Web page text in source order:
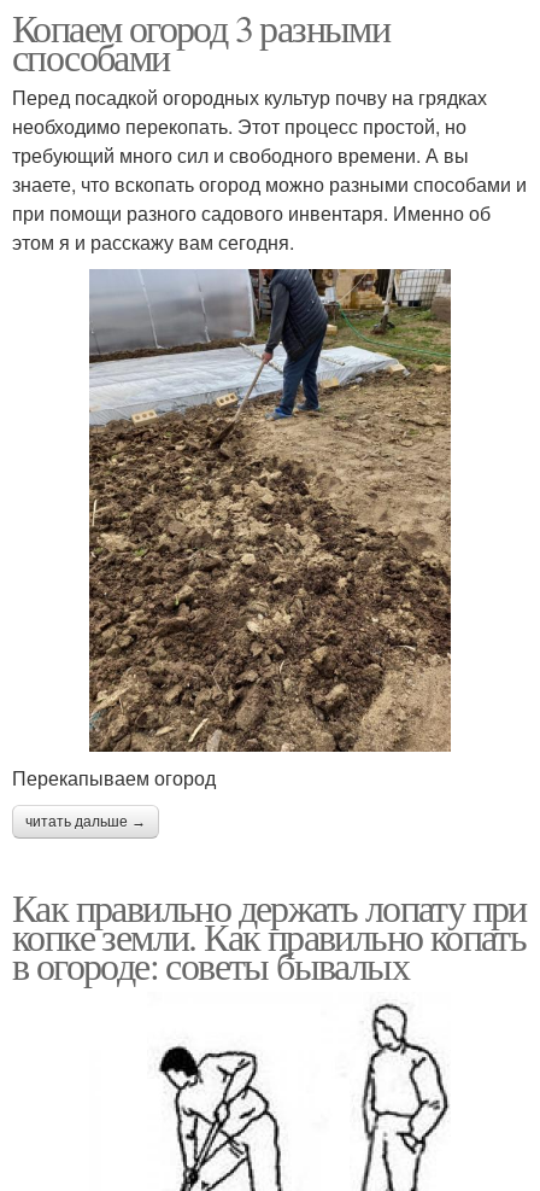
Копаем огород 3 разными
способами
Перед посадкой огородных культур почву на грядках
необходимо перекопать. Этот процесс простой, но
требующий много сил и свободного времени. А вы
знаете, что вскопать огород можно разными способами и
при помощи разного садового инвентаря. Именно об
этом я и расскажу вам сегодня.
Перекапываем огород
читать дальше →
Как правильно держать лопату при
копке земли. Как правильно копать
в огороде: советы бывалых